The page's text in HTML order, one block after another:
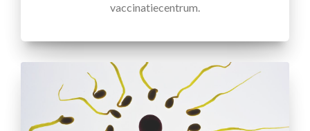
vaccinatiecentrum.